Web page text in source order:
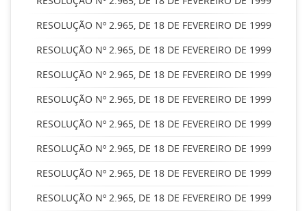
RESOLUÇÃO Nº 2.965, DE 18 DE FEVEREIRO DE 1999
RESOLUÇÃO Nº 2.965, DE 18 DE FEVEREIRO DE 1999
RESOLUÇÃO Nº 2.965, DE 18 DE FEVEREIRO DE 1999
RESOLUÇÃO Nº 2.965, DE 18 DE FEVEREIRO DE 1999
RESOLUÇÃO Nº 2.965, DE 18 DE FEVEREIRO DE 1999
RESOLUÇÃO Nº 2.965, DE 18 DE FEVEREIRO DE 1999
RESOLUÇÃO Nº 2.965, DE 18 DE FEVEREIRO DE 1999
RESOLUÇÃO Nº 2.965, DE 18 DE FEVEREIRO DE 1999